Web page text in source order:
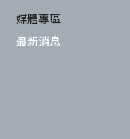
媒體專區
最新消息